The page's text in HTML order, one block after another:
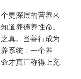
更深层的营养来
道养德养性命。
真。当善行成为
系统：一个养
才真正称得上充